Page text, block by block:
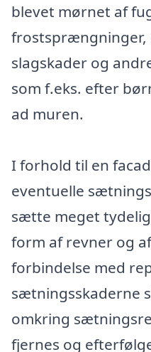
blevet mørnet af
frostsprængninger,
slagskader og
som f.eks. efter
ad muren.
I forhold til en
eventuelle
sætte meget
form af revner og
forbindelse med
sætningsskaderne
omkring
fjernes og